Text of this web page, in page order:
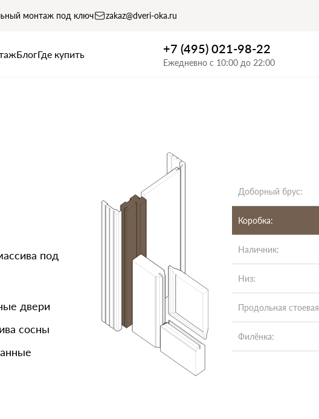
монтаж под ключ zakaz@dveri-oka.ru
БлогГде купить +7 (495) 021-98-22
Ежедневно с 10:00 до 22:00
под
двери
сосны
Доборный брус:
Коробка:
Наличник:
Низ:
Продольная стоевая
Филёнка: